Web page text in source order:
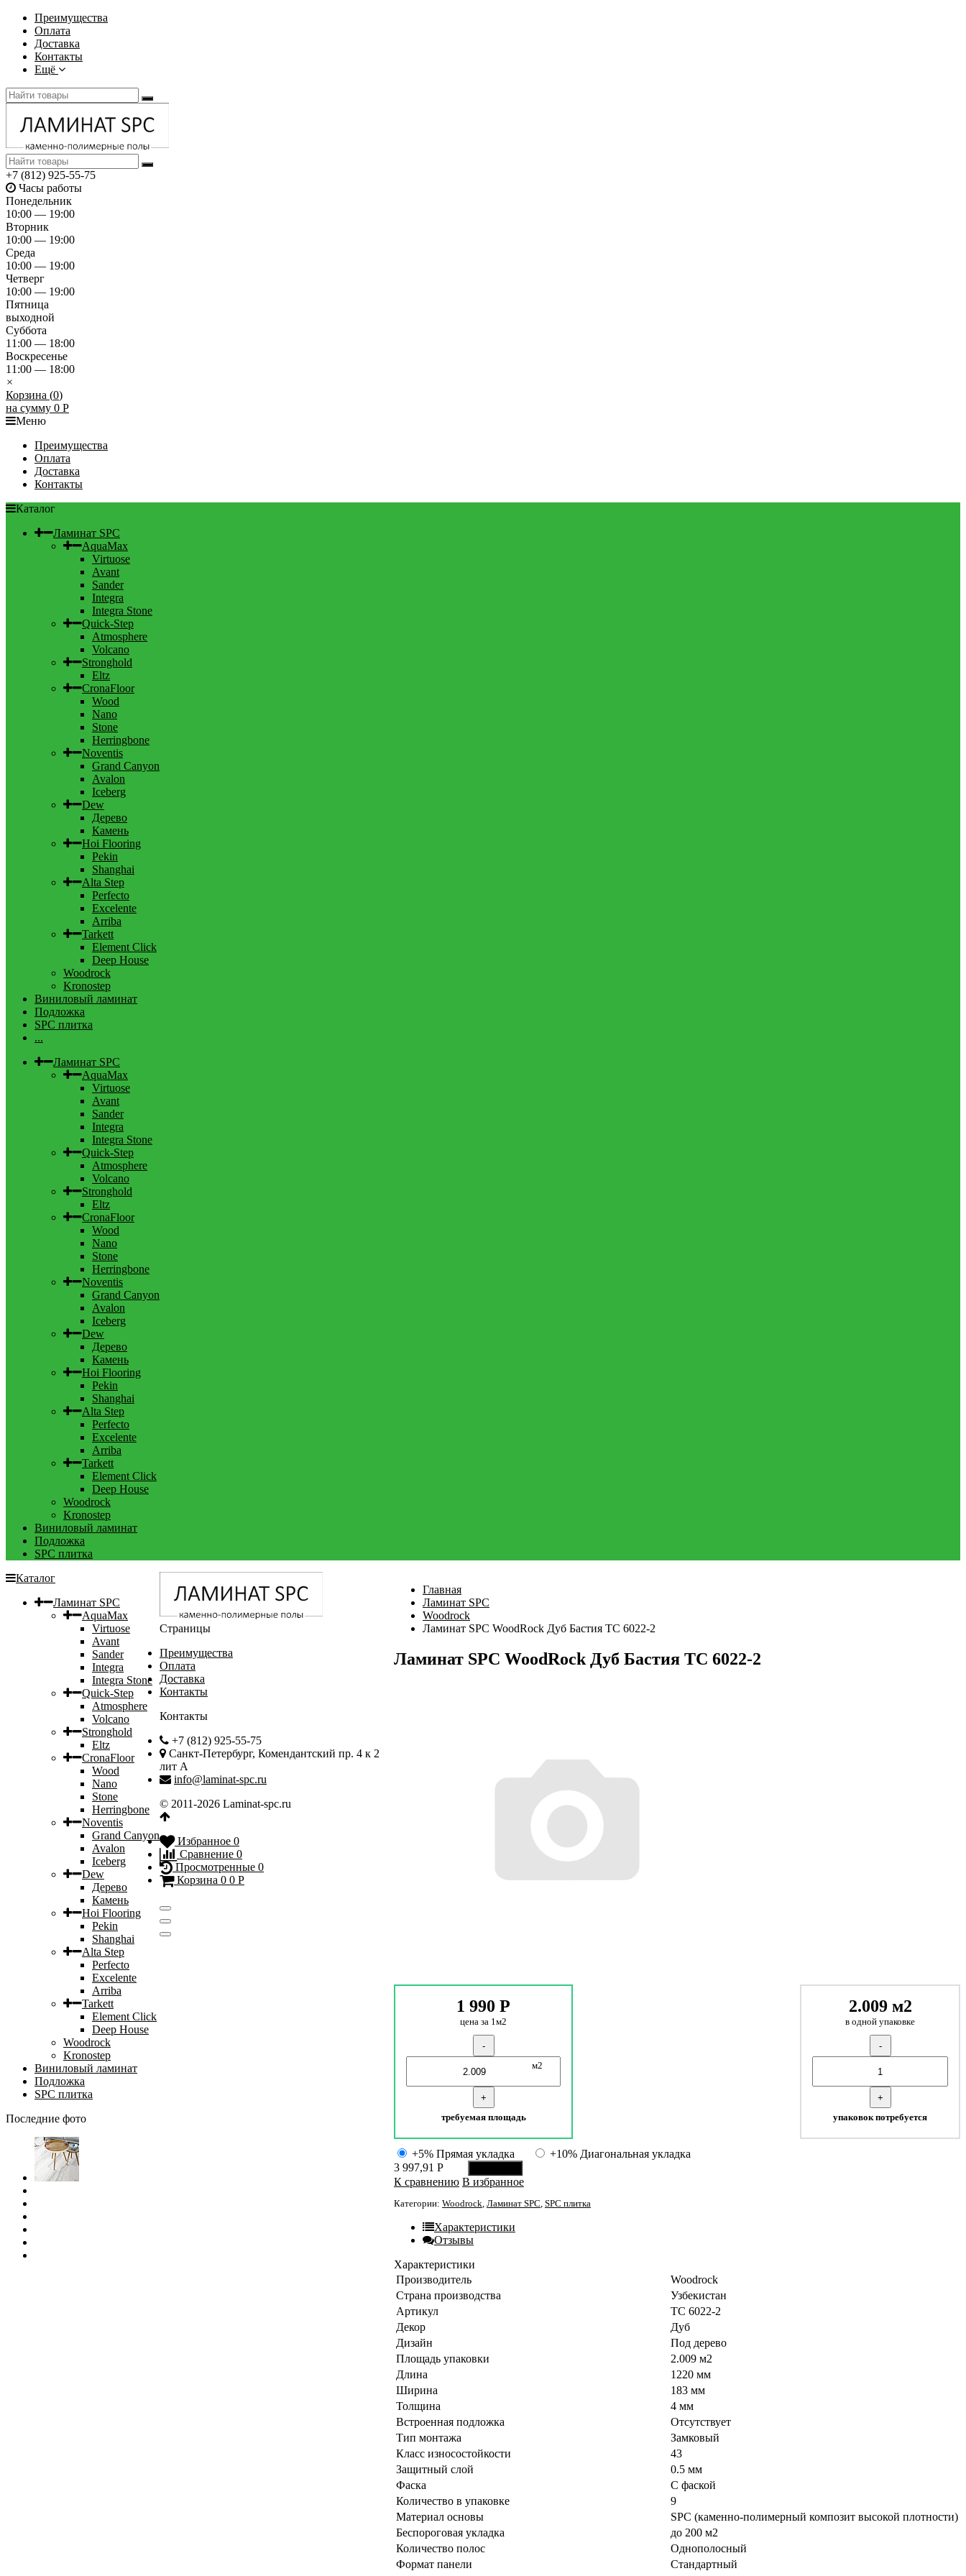
Преимущества
Оплата
Доставка
Контакты
Ещё
+7 (812) 925-55-75
Часы работы
Понедельник
10:00 — 19:00
Вторник
10:00 — 19:00
Среда
10:00 — 19:00
Четверг
10:00 — 19:00
Пятница
выходной
Суббота
11:00 — 18:00
Воскресенье
11:00 — 18:00
×
Корзина (0)
на сумму 0 Р
Меню
Преимущества
Оплата
Доставка
Контакты
Каталог
Ламинат SPC
AquaMax
Virtuose
Avant
Sander
Integra
Integra Stone
Quick-Step
Atmosphere
Volcano
Stronghold
Eltz
CronaFloor
Wood
Nano
Stone
Herringbone
Noventis
Grand Canyon
Avalon
Iceberg
Dew
Дерево
Камень
Hoi Flooring
Pekin
Shanghai
Alta Step
Perfecto
Excelente
Arriba
Tarkett
Element Click
Deep House
Woodrock
Kronostep
Виниловый ламинат
Подложка
SPC плитка
...
Ламинат SPC
AquaMax
Virtuose
Avant
Sander
Integra
Integra Stone
Quick-Step
Atmosphere
Volcano
Stronghold
Eltz
CronaFloor
Wood
Nano
Stone
Herringbone
Noventis
Grand Canyon
Avalon
Iceberg
Dew
Дерево
Камень
Hoi Flooring
Pekin
Shanghai
Alta Step
Perfecto
Excelente
Arriba
Tarkett
Element Click
Deep House
Woodrock
Kronostep
Виниловый ламинат
Подложка
SPC плитка
Главная
Ламинат SPC
Woodrock
Ламинат SPC WoodRock Дуб Бастия TC 6022-2
Ламинат SPC WoodRock Дуб Бастия TC 6022-2
1 990 Р
цена за 1м2
-
м2
+
требуемая площадь
2.009 м2
в одной упаковке
-
+
упаковок потребуется
+5% Прямая укладка
+10% Диагональная укладка
3 997,91 Р
К сравнению В избранное
Категории: Woodrock, Ламинат SPC, SPC плитка
Характеристики
Отзывы
Характеристики
Производитель
Woodrock
Страна производства
Узбекистан
Артикул
TC 6022-2
Декор
Дуб
Дизайн
Под дерево
Площадь упаковки
2.009 м2
Длина
1220 мм
Ширина
183 мм
Толщина
4 мм
Встроенная подложка
Отсутствует
Тип монтажа
Замковый
Класс износостойкости
43
Защитный слой
0.5 мм
Фаска
С фаской
Количество в упаковке
9
Материал основы
SPC (каменно-полимерный композит высокой плотности)
Беспороговая укладка
до 200 м2
Количество полос
Однополосный
Формат панели
Стандартный
Каталог
Ламинат SPC
AquaMax
Virtuose
Avant
Sander
Integra
Integra Stone
Quick-Step
Atmosphere
Volcano
Stronghold
Eltz
CronaFloor
Wood
Nano
Stone
Herringbone
Noventis
Grand Canyon
Avalon
Iceberg
Dew
Дерево
Камень
Hoi Flooring
Pekin
Shanghai
Alta Step
Perfecto
Excelente
Arriba
Tarkett
Element Click
Deep House
Woodrock
Kronostep
Виниловый ламинат
Подложка
SPC плитка
Последние фото
Страницы
Преимущества
Оплата
Доставка
Контакты
Контакты
+7 (812) 925-55-75
Санкт-Петербург, Комендантский пр. 4 к 2
лит А
info@laminat-spc.ru
© 2011-2026 Laminat-spc.ru
Избранное 0
Сравнение 0
Просмотренные 0
Корзина 0 0 Р